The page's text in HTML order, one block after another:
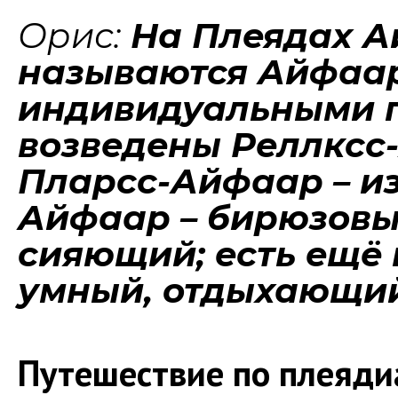
Орис: На Плеядах
называются
индивидуальными
возведены
Пларсс-Айфаар –
Айфаар –
сияющий; есть ещё
умный,
Путешествие по